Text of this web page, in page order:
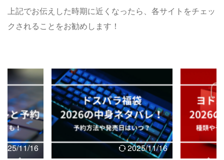
上記でお伝えした時期に近くなったら、各サイトをチェッ
クされることをお勧めします！
2025/11/16